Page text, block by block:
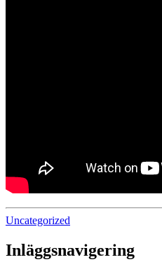
Uncategorized
Inläggsnavigering